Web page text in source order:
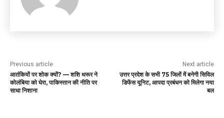
Previous article
आतंकियों पर शोक क्यों? — शशि थरूर ने
कोलंबिया को घेरा, पाकिस्तान की नीति पर
साधा निशाना
Next article
उत्तर प्रदेश के सभी 75 जिलों में बनेगी सिविल
डिफेंस यूनिट, आपदा प्रबंधन को मिलेगा नया
बल